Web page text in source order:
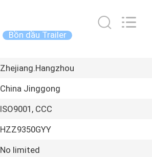
Bồn dầu Trailer
Zhejiang.Hangzhou
China Jinggong
ISO9001, CCC
HZZ9350GYY
No limited